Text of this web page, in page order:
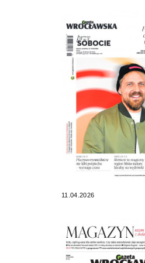
11.04.2026